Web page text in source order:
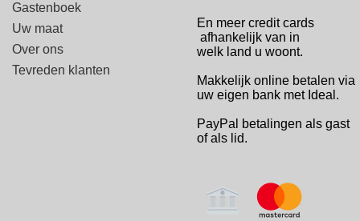
Gastenboek
Uw maat
Over ons
Tevreden klanten
En meer credit cards
afhankelijk van in
welk land u woont.
Makkelijk online betalen via
uw eigen bank met Ideal.
PayPal betalingen als gast
of als lid.